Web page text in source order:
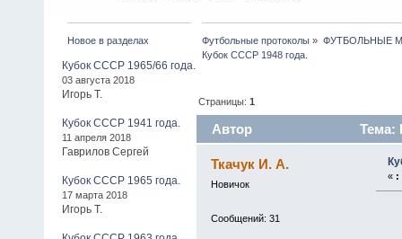
Новое в разделах
Кубок СССР 1965/66 года.
03 августа 2018
Игорь Т.
Кубок СССР 1941 года.
11 апреля 2018
Гаврилов Сергей
Кубок СССР 1965 года.
17 марта 2018
Игорь Т.
Футбольные протоколы » ФУТБОЛЬНЫЕ
Кубок СССР 1948 года.
Страницы:1
Автор Тема:
Ткачук И. А.
Новичок
Сообщений: 31
« :